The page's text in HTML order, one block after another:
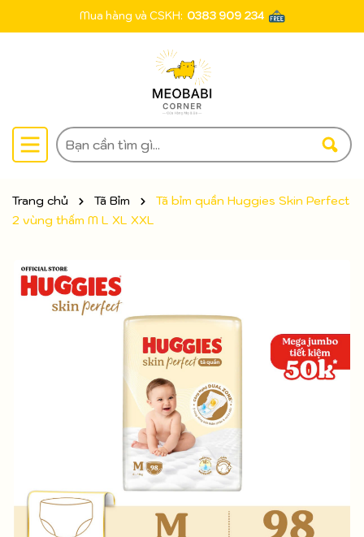
Mua hàng và CSKH: 0383 909 234
Trang chủ Tã Bỉm
Tã bỉm quần Huggies Skin Perfect
2 vùng thấm M L XL XXL